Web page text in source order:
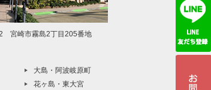
宮崎市霧島2丁目205番地
大島・阿波岐原町
花ヶ島・東大宮